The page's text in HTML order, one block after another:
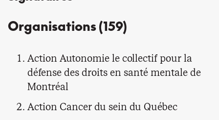
Organisations (159)
Action Autonomie le collectif pour la
défense des droits en santé mentale de
Montréal
Action Cancer du sein du Québec